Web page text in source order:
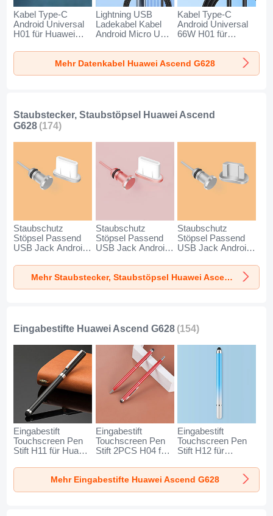
Kabel Type-C
Android Universal
H01 für Huawei
Dunkelgrau
Lightning USB
Ladekabel Kabel
Android Micro USB
für Huawei Ascend
G628 Schwarz
Kabel Type-C
Android Universal
66W H01 für
G628 Schwarz
Mehr Datenkabel Huawei Ascend G628
Staubstecker, Staubstöpsel Huawei Ascend
G628 (174)
Staubschutz
Stöpsel Passend
USB Jack Android
für Huawei Ascend
G628 Silber
Staubschutz
Stöpsel Passend
USB Jack Android
für Huawei Ascend
G628 Rosegold
Staubschutz
Stöpsel Passend
USB Jack Android
Huawei Ascend
G628 SilberMehr Staubstecker, Staubstöpsel Huawei Ascend G628
Eingabestifte Huawei Ascend G628 (154)
Eingabestift
Touchscreen Pen
Stift H11 für Huawei
Schwarz
Eingabestift
Touchscreen Pen
Stift 2PCS H04 für
G628 Rot
Eingabestift
Touchscreen Pen
Stift H12 für
G628 Blau
Mehr Eingabestifte Huawei Ascend G628